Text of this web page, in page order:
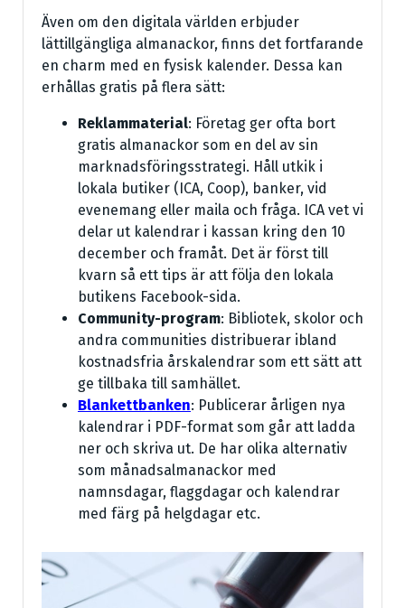
Även om den digitala världen erbjuder
lättillgängliga almanackor, finns det fortfarande
en charm med en fysisk kalender. Dessa kan
erhållas gratis på flera sätt:
Reklammaterial: Företag ger ofta bort
gratis almanackor som en del av sin
marknadsföringsstrategi. Håll utkik i
lokala butiker (ICA, Coop), banker, vid
evenemang eller maila och fråga. ICA vet vi
delar ut kalendrar i kassan kring den 10
december och framåt. Det är först till
kvarn så ett tips är att följa den lokala
butikens Facebook-sida.
Community-program: Bibliotek, skolor och
andra communities distribuerar ibland
kostnadsfria årskalendrar som ett sätt att
ge tillbaka till samhället.
Blankettbanken: Publicerar årligen nya
kalendrar i PDF-format som går att ladda
ner och skriva ut. De har olika alternativ
som månadsalmanackor med
namnsdagar, flaggdagar och kalendrar
med färg på helgdagar etc.